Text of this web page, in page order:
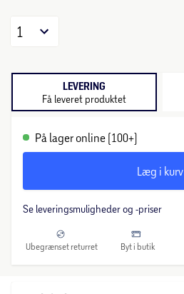
1
LEVERING
Få leveret produktet
På lager online (100+)
Læg i kurv
Se leveringsmuligheder og -priser
Ubegrænset returret Byt i butik